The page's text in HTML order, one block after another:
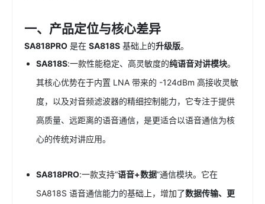
一、产品定位与核心差异
SA818PRO 是在 SA818S 基础上的升级版。
SA818S:一款性能稳定、高灵敏度的纯语音对讲模块。
其核心优势在于内置 LNA 带来的 -124dBm 高接收灵敏
度，以及对音频滤波器的精细控制能力，它专注于提供
高质量、远距离的语音通信，是更适合以语音通信为核
心的传统对讲应用。
SA818PRO:一款支持“语音+数据”通信模块。它在
SA818S 语音通信能力的基础上，增加了数据传输、更